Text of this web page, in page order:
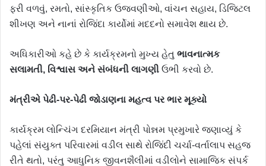
ફરી વળવું, રમતો, સાંસ્કૃતિક ઉજવણીઓ, વાંચન સહાય, ડિજિટલ
શીખણ અને નાનાં રોજિંદા કાર્યોમાં મદદનો સમાવેશ થાય છે.
અધિકારીઓ કહે છે કે કાર્યક્રમનો મુખ્ય હેતુ ભાવનાત્મક
સલામતી, વિશ્વાસ અને સંબંધની લાગણી ઉભી કરવો છે.
મંત્રીએ પેઢી-પર-પેઢી જોડાણના મહત્વ પર ભાર મૂક્યો
કાર્યક્રમ લોન્ચિંગ દરમિયાન મંત્રી પોન્નમ પ્રમુખારે જણાવ્યું કે
પહેલાં સંયુક્ત પરિવારમાં વડીલ સાથે રોજિંદી ચર્ચા-વર્તાલાપ સહજ
રીતે થતો, પરંતુ આધુનિક જીવનશૈલીમાં વડીલોને સામાજિક સંપર્ક